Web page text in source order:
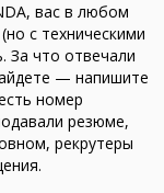
вас в любом
с техническими
За что отвечали
— напишите
номер
резюме,
рекрутеры